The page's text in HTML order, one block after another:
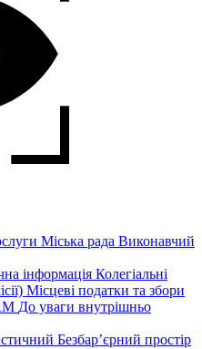
Міська рада Виконавчий
інформація Колегіальні
Місцеві податки та збори
До уваги внутрішньо
Безбар’єрний простір